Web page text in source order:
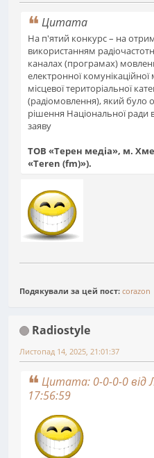
Цитата
На п'ятий конкурс – на
використанням
каналах (програмах)
електронної
місцевої територіальної
(радіомовлення), який було
рішення Національної ради
заяву
ТОВ «Терен медіа», м.
«Teren (fm)»).
Подякували за цей пост: corazon
Radiostyle
Листопад 14, 2025, 21:01:37
Цитата: 0-0-0-0 від
17:56:59